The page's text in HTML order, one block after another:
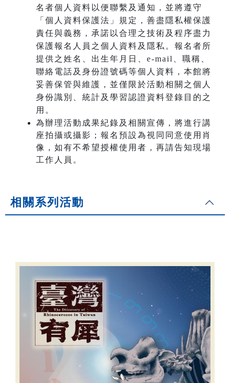
名者個人資料以便聯繫及通知，並將遵守
「個人資料保護法」規定，善盡隱私權保護
責任與義務，承諾以合理之技術及程序盡力
保護報名人員之個人資料及隱私。報名者所
提供之姓名、出生年月日、e-mail、職稱、
聯絡電話及身份證號碼等個人資料，本館將
妥善保管與維護，並僅限於活動相關之個人
身份識別、統計及學習認證資料登錄目的之
用。
為辦理活動成果紀錄及相關宣傳，將進行講
座拍攝或攝影；報名預設為視同同意使用肖
像，如有不希望授權使用者，再請告知現場
工作人員。
相關系列活動